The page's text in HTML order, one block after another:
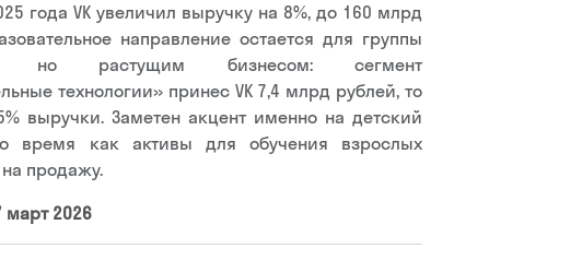
года VK увеличил выручку на 8%, до 160 млрд
направление остается для группы
но растущим бизнесом: сегмент
технологии» принес VK 7,4 млрд рублей, то
выручки. Заметен акцент именно на детский
время как активы для обучения взрослых
продажу.
март 2026